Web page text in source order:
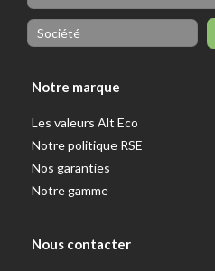
Notre marque
Les valeurs Alt Eco
Notre politique RSE
Nos garanties
Notre gamme
Nous contacter